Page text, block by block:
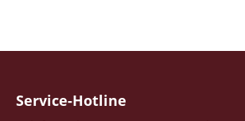
Service-Hotline